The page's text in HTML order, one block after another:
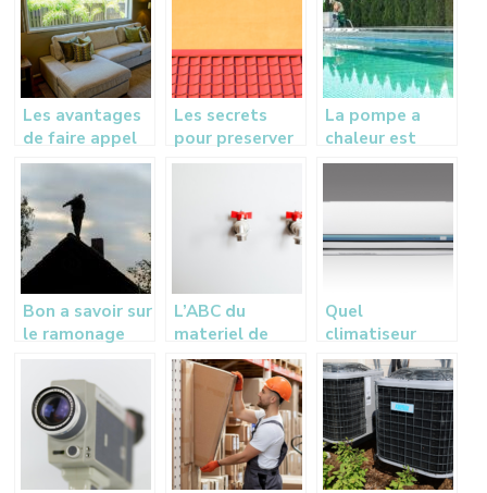
Les avantages
de faire appel
aux services
d’une
entreprise de
vitrerie
Les secrets
pour preserver
et maintenir
en excellent
La pompe a
chaleur est
l’ideale pour
votre piscine
Bon a savoir sur
le ramonage
des systemes
de chauffage
L’ABC du
materiel de
plomberie :
Guide essentiel
pour reussir vos
projets
Quel
climatiseur
choisir pour
votre maison ?